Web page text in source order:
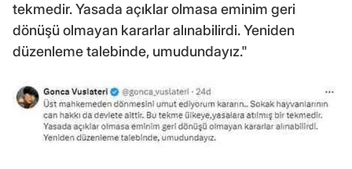
tekmedir. Yasada açıklar olmasa eminim geri
dönüşü olmayan kararlar alınabilirdi. Yeniden
düzenleme talebinde, umudundayız."